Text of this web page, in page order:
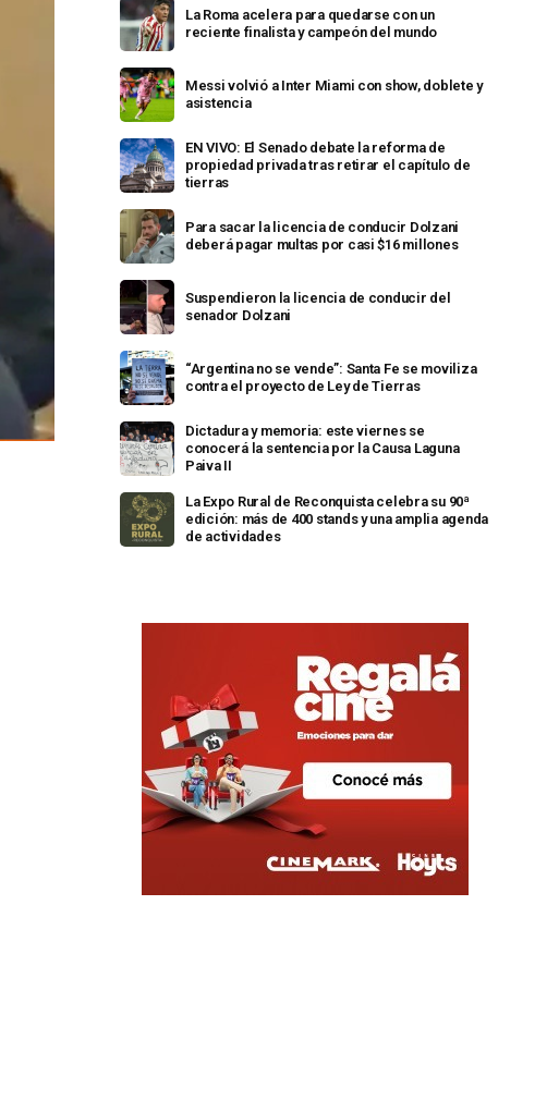
La Roma acelera para quedarse con un
reciente finalista y campeón del mundo
Messi volvió a Inter Miami con show, doblete y
asistencia
EN VIVO: El Senado debate la reforma de
propiedad privada tras retirar el capítulo de
tierras
Para sacar la licencia de conducir Dolzani
deberá pagar multas por casi $16 millones
Suspendieron la licencia de conducir del
senador Dolzani
“Argentina no se vende”: Santa Fe se moviliza
contra el proyecto de Ley de Tierras
Dictadura y memoria: este viernes se
conocerá la sentencia por la Causa Laguna
Paiva II
La Expo Rural de Reconquista celebra su 90ª
edición: más de 400 stands y una amplia agenda
de actividades